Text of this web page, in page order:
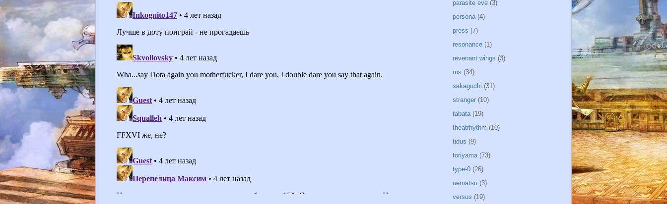
parasite eve (3)
persona (4)
press (7)
resonance (1)
revenant wings (3)
rus (34)
sakaguchi (31)
stranger (10)
tabata (19)
theatrhythm (10)
tidus (9)
toriyama (73)
type-0 (26)
uematsu (3)
versus (19)